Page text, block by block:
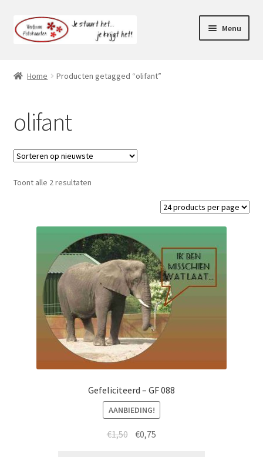
Ga
door
Ga
naar
Menu
Mijn account
Home Producten getagged “olifant”
olifant
Toont alle 2 resultaten
Gefeliciteerd – GF 088
AANBIEDING!
€1,50 €0,75